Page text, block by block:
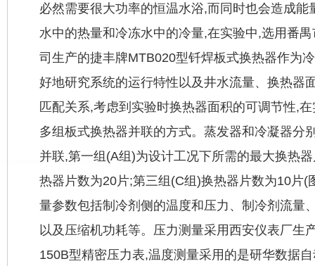
必然需要很大功率的恒温水浴,而同时也会造成能
水中的热量和冷冻水中的冷量,在实验中,选用番
司生产的捷丰牌MTB020型钎焊板式换热器作
好地研究系统的运行特性以及井水流量、换热器
匹配关系,考虑到实验时换热器面积的可调节性,
多组板式换热器并联的方式。蒸发器和冷凝器分
并联,第一组(A组)为设计工况下所需的最大换热
热器片数为20片;第三组(C组)换热器片
量参数包括制冷剂侧的温度和压力、制冷剂流量
以及压缩机功耗等。压力测量采用西安仪表厂生
150B型精密压力表,温度测量采用的是研华数据